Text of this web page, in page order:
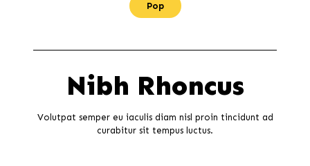
Pop
Nibh Rhoncus
Volutpat semper eu iaculis diam nisl proin tincidunt ad
curabitur sit tempus luctus.